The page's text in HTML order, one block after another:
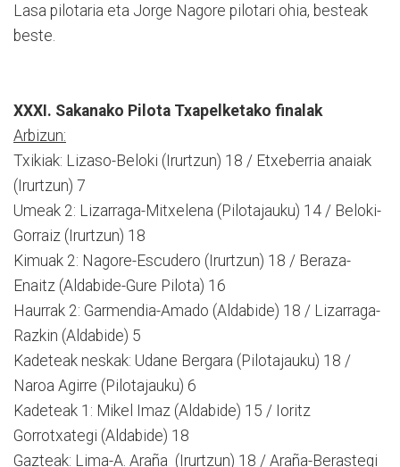
Lasa pilotaria eta Jorge Nagore pilotari ohia, besteak
beste.
XXXI. Sakanako Pilota Txapelketako finalak
Arbizun:
Txikiak: Lizaso-Beloki (Irurtzun) 18 / Etxeberria anaiak
(Irurtzun) 7
Umeak 2: Lizarraga-Mitxelena (Pilotajauku) 14 / Beloki-
Gorraiz (Irurtzun) 18
Kimuak 2: Nagore-Escudero (Irurtzun) 18 / Beraza-
Enaitz (Aldabide-Gure Pilota) 16
Haurrak 2: Garmendia-Amado (Aldabide) 18 / Lizarraga-
Razkin (Aldabide) 5
Kadeteak neskak: Udane Bergara (Pilotajauku) 18 /
Naroa Agirre (Pilotajauku) 6
Kadeteak 1: Mikel Imaz (Aldabide) 15 / Ioritz
Gorrotxategi (Aldabide) 18
Gazteak: Lima-A. Araña (Irurtzun) 18 / Araña-Berastegi